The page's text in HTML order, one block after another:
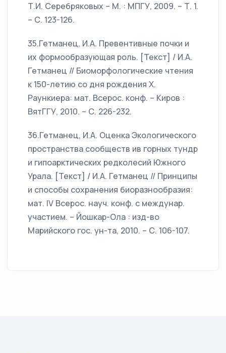
Т.И. Серебряковых – М. : МПГУ, 2009. – Т. 1.
– С. 123-126.
35.Гетманец, И.А. Превентивные почки и
их формообразующая роль. [Текст] / И.А.
Гетманец // Биоморфологические чтения
к 150-летию со дня рождения Х.
Раункиера: мат. Всерос. конф. – Киров :
ВятГГУ, 2010. – С. 226-232.
36.Гетманец, И.А. Оценка Экологического
пространства сообществ ив горных тундр
и гипоарктических редколесий Южного
Урала. [Текст] / И.А. Гетманец // Принципы
и способы сохранения биоразнообразия:
мат. IV Всерос. науч. конф. с междунар.
участием. – Йошкар-Ола : изд-во
Марийского гос. ун-та, 2010. – С. 106-107.